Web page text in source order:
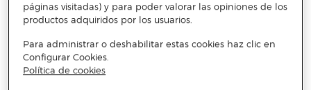
páginas visitadas) y para poder valorar las opiniones de los
productos adquiridos por los usuarios.
Para administrar o deshabilitar estas cookies haz clic en
Configurar Cookies.
Política de cookies